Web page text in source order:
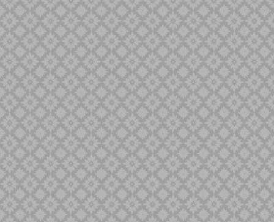
Putut
Sabuk Inten
Sempana
Sengkelat
Sepang
Singa Barong
Sold Out
Spaner
Tilam Sari
Tilam Upih